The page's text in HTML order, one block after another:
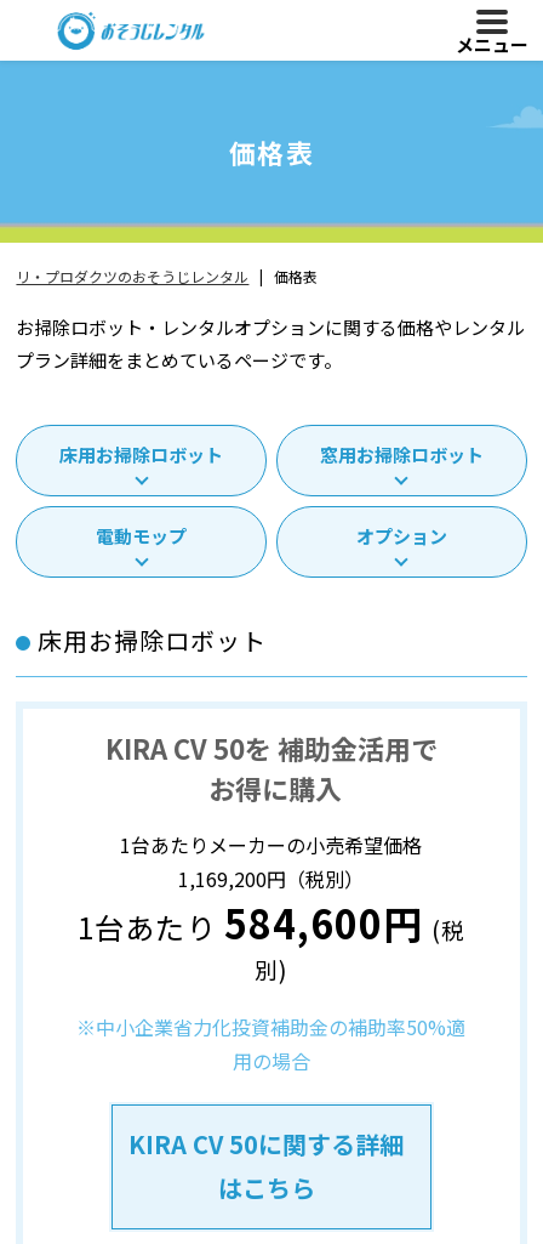
メニュー
価格表
リ・プロダクツのおそうじレンタル 価格表
お掃除ロボット・レンタルオプションに関する価格やレンタル
プラン詳細をまとめているページです。
床用お掃除ロボット 窓用お掃除ロボット
電動モップ オプション
床用お掃除ロボット
KIRA CV 50を 補助金活用で
お得に購入
1台あたりメーカーの小売希望価格
1,169,200円（税別）
1台あたり 584,600円 (税
別)
※中小企業省力化投資補助金の補助率50%適
用の場合
KIRA CV 50に関する詳細
はこちら